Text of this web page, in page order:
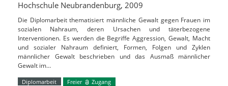
Hochschule Neubrandenburg, 2009
Die Diplomarbeit thematisiert männliche Gewalt gegen Frauen im
sozialen Nahraum, deren Ursachen und täterbezogene
Interventionen. Es werden die Begriffe Aggression, Gewalt, Macht
und sozialer Nahraum definiert, Formen, Folgen und Zyklen
männlicher Gewalt beschrieben und das Ausmaß männlicher
Gewalt im…
Diplomarbeit Freier Zugang